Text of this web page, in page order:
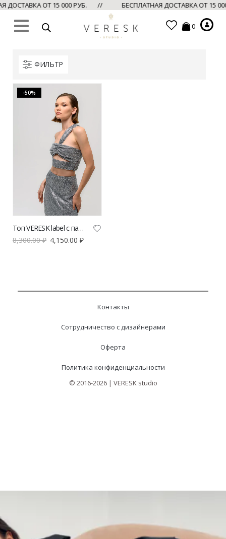
ДОСТАВКА ОТ 15 000 РУБ. // БЕСПЛАТНАЯ ДОСТАВКА ОТ 15
0
ФИЛЬТР
-50%
Топ VERESK label с пайетками
8,300.00₽ 4,150.00 ₽
Контакты
Сотрудничество с дизайнерами
Оферта
Политика конфиденциальности
© 2016-2026 | VERESK studio